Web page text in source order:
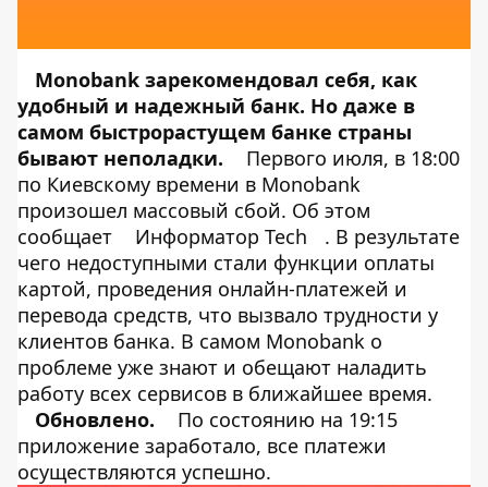
Monobank зарекомендовал себя, как
удобный и надежный банк. Но даже в
самом быстрорастущем банке страны
бывают неполадки.
Первого июля, в 18:00
по Киевскому времени в Monobank
произошел массовый сбой. Об этом
сообщает
Информатор Tech
. В результате
чего недоступными стали функции оплаты
картой, проведения онлайн-платежей и
перевода средств, что вызвало трудности у
клиентов банка. В самом Monobank о
проблеме уже знают и обещают наладить
работу всех сервисов в ближайшее время.
Обновлено.
По состоянию на 19:15
приложение заработало, все платежи
осуществляются успешно.